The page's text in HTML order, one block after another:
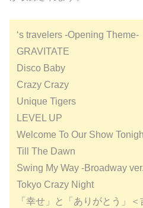
‘s travelers -Opening Theme-
GRAVITATE
Disco Baby
Crazy Crazy
Unique Tigers
LEVEL UP
Welcome To Our Show
Till The Dawn
Swing My Way -Broadway
Tokyo Crazy Night
「幸せ」と「ありがとう」＜